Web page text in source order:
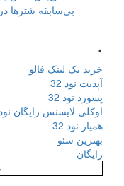
بی‌سابقه شترها در
.
خرید بک لینک فالو
آپدیت نود 32
پسورد نود 32
اوکلی لایسنس رایگان نود
همیار نود 32
بهترین سئو
رایگان